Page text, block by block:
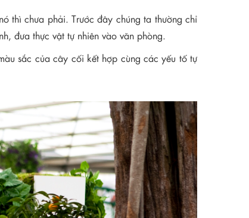
thì chưa phải. Trước đây chúng ta thường chỉ
đưa thực vật tự nhiên vào văn phòng.
sắc của cây cối kết hợp cùng các yếu tố tự